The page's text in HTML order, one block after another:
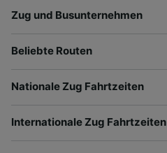
Zug und Busunternehmen
Beliebte Routen
Nationale Zug Fahrtzeiten
Internationale Zug Fahrtzeiten